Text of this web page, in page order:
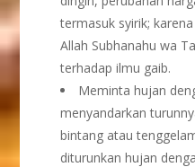
termasuk syirik;
Allah Subhanahu wa
terhadap ilmu gaib.
Meminta hujan
menyandarkan
bintang atau
diturunkan hujan